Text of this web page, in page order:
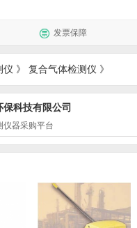
发票保障
仪 》 复合气体检测仪 》
科技有限公司
仪器采购平台